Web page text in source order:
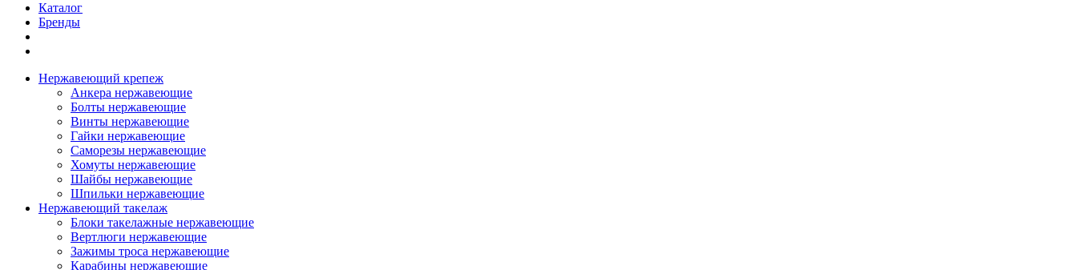
Каталог
Бренды
Нержавеющий крепеж
Анкера нержавеющие
Болты нержавеющие
Винты нержавеющие
Гайки нержавеющие
Саморезы нержавеющие
Хомуты нержавеющие
Шайбы нержавеющие
Шпильки нержавеющие
Нержавеющий такелаж
Блоки такелажные нержавеющие
Вертлюги нержавеющие
Зажимы троса нержавеющие
Карабины нержавеющие